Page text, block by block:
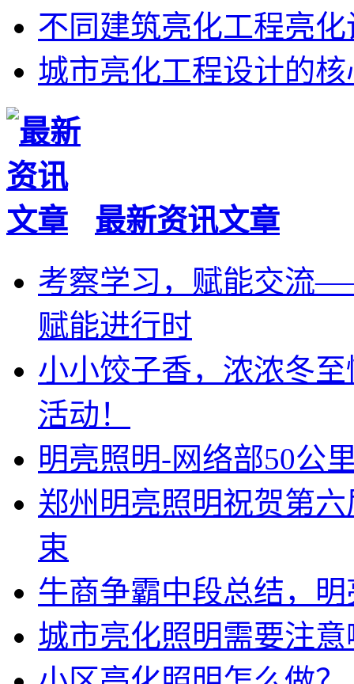
不同建筑亮化工程亮
城市亮化工程设计的
最新资讯文章
考察学习，赋能交流
赋能进行时
小小饺子香，浓浓冬
活动！
明亮照明-网络部50公
郑州明亮照明祝贺第
束
牛商争霸中段总结，
城市亮化照明需要注意